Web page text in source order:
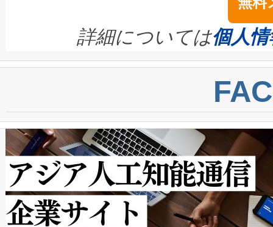
きます。この効率性は、フェ
ます。 Voltaiq provides a
quality and reliability for AI
BESS stack to ensure battery
centers. Voltaiqは、ai&のAI
からシステム統合、試運転、
クルの各段階のデータを監視
[…]
イズの小径化を実現すること
す。ノーマルモードでは、
ートル先まで検出でき、これ
トに対して約600メートルに
では、反射率10％のターゲッ
で向上し、最大検知距離は
ットだけで最大1キロメート
ルの変電所周囲を監視でき、
作業と点群処理を簡素化でき
詳細については個人